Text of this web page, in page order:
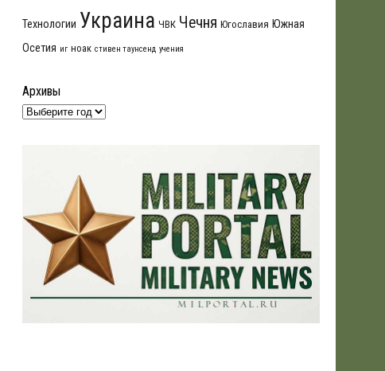
Технологии Украина ЧВК Чечня Югославия Южная
Осетия иг ноак стивен таунсенд учения
Архивы